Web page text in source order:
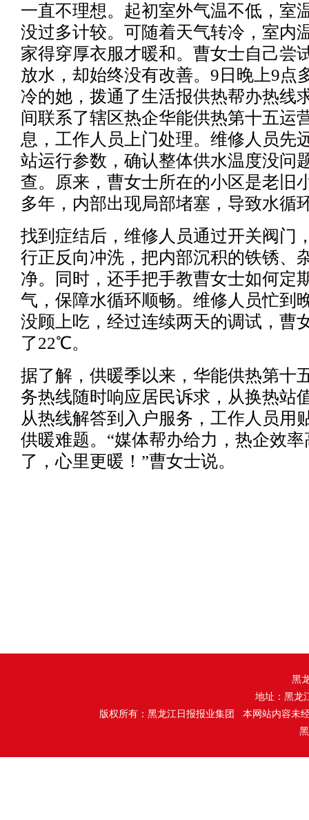
一直不理想。起初室外气温不低，室
没过多计较。可随着天气转冷，室内
家得穿厚衣服才暖和。曹女士自己尝
放水，却始终没有改善。9日晚上9点
冷的她，拨通了生活报供热帮办热线
间联系了辖区热企华能供热第十五运
息，工作人员上门处理。维修人员先
站运行参数，确认整体供水温度没问
查。原来，曹女士所在的小区是老旧
多年，内部出现局部堵塞，导致水循
找到症结后，维修人员通过开关阀门
行正反向冲洗，把内部沉积的铁锈、
净。同时，还手把手教曹女士如何定
气，保障水循环顺畅。维修人员忙到
没顾上吃，经过连续两天的调试，曹
了22℃。
据了解，供暖季以来，华能供热第十
务热线随时响应居民诉求，从换热站
从热线解答到入户服务，工作人员用
供暖难题。“媒体帮办给力，热企效
了，心里更暖！”曹女士说。
黑
地址：黑龙
版权所有：黑龙江日报报业集团 本网站内容未